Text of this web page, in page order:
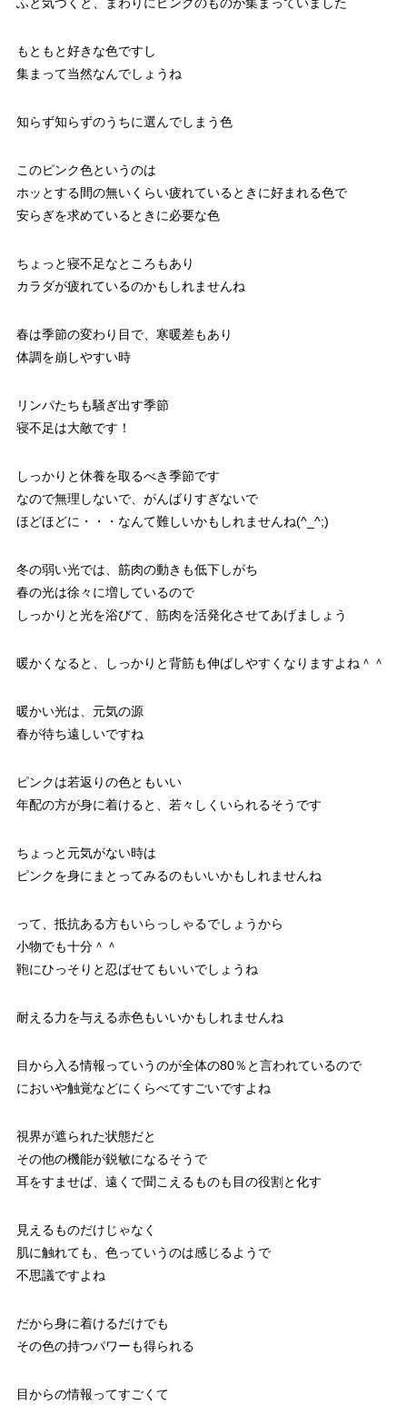
もともと好きな色ですし
集まって当然なんでしょうね
知らず知らずのうちに選んでしまう色
このピンク色というのは
ホッとする間の無いくらい疲れているときに好まれる色で
安らぎを求めているときに必要な色
ちょっと寝不足なところもあり
カラダが疲れているのかもしれませんね
春は季節の変わり目で、寒暖差もあり
体調を崩しやすい時
リンパたちも騒ぎ出す季節
寝不足は大敵です！
しっかりと休養を取るべき季節です
なので無理しないで、がんばりすぎないで
ほどほどに・・・なんて難しいかもしれませんね(^_^;)
冬の弱い光では、筋肉の動きも低下しがち
春の光は徐々に増しているので
しっかりと光を浴びて、筋肉を活発化させてあげましょう
暖かくなると、しっかりと背筋も伸ばしやすくなりますよね＾＾
暖かい光は、元気の源
春が待ち遠しいですね
ピンクは若返りの色ともいい
年配の方が身に着けると、若々しくいられるそうです
ちょっと元気がない時は
ピンクを身にまとってみるのもいいかもしれませんね
って、抵抗ある方もいらっしゃるでしょうから
小物でも十分＾＾
鞄にひっそりと忍ばせてもいいでしょうね
耐える力を与える赤色もいいかもしれませんね
目から入る情報っていうのが全体の80％と言われているので
においや触覚などにくらべてすごいですよね
視界が遮られた状態だと
その他の機能が鋭敏になるそうで
耳をすませば、遠くで聞こえるものも目の役割と化す
見えるものだけじゃなく
肌に触れても、色っていうのは感じるようで
不思議ですよね
だから身に着けるだけでも
その色の持つパワーも得られる
目からの情報ってすごくて